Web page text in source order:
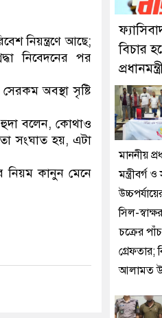
দুইজনকে গ্রেফতার করেছে মিরপুর
নিয়ন্ত্রণে আছে;
নিবেদনের পর
অবস্থা সৃষ্টি
হুদা বলেন, কোথাও
সংঘাত হয়, এটা
নিয়ম কানুন মেনে
বিচার
মাননীয়
মন্ত্রীবর্গ
সিল-
চক্রের
গ্রেফতার;
আলামত